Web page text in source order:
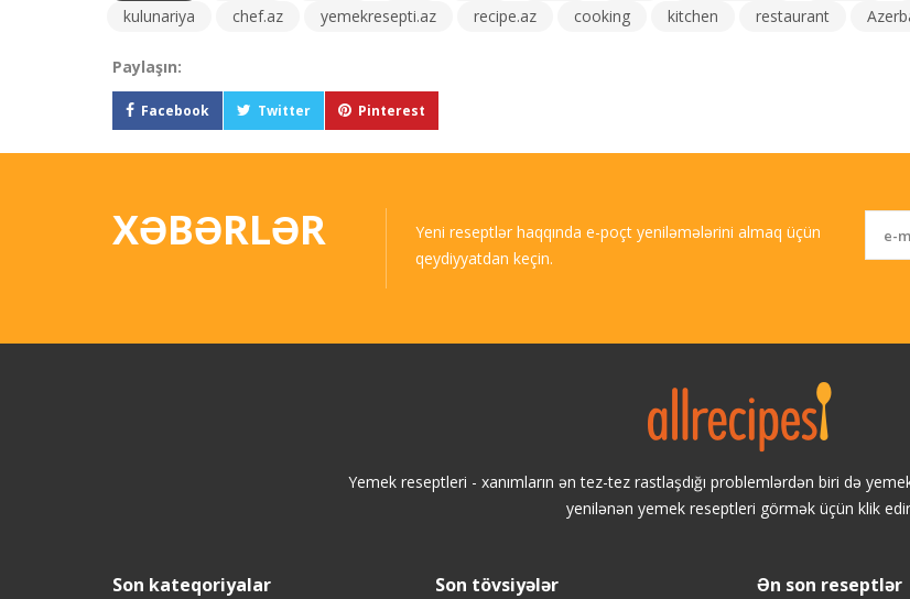
kulunariya
chef.az yemekresepti.az recipe.az cooking kitchen restaurant
Paylaşın:
Facebook Twitter Pinterest
XƏBƏRLƏR
Yeni reseptlər haqqında e-poçt yeniləmələrini almaq üçün
qeydiyyatdan keçin.
Yemek reseptleri - xanımların ən tez-tez rastlaşdığı problemlərdən biri də
yenilənən yemek reseptleri görmək üçün klik
Son kateqoriyalar Son tövsiyələr Ən son reseptlər